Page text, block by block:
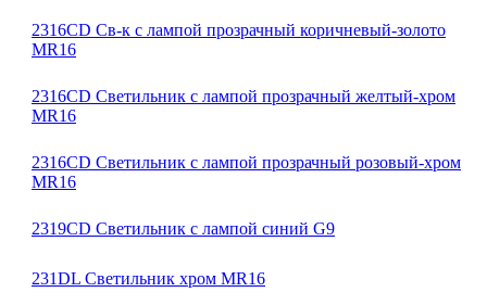
2316CD Св-к с лампой прозрачный коричневый-золото
MR16
2316CD Светильник с лампой прозрачный желтый-хром
MR16
2316CD Светильник с лампой прозрачный розовый-хром
MR16
2319CD Светильник с лампой синий G9
231DL Светильник хром MR16